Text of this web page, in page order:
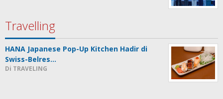
Travelling
HANA Japanese Pop-Up Kitchen Hadir di
Swiss-Belres…
Di TRAVELING